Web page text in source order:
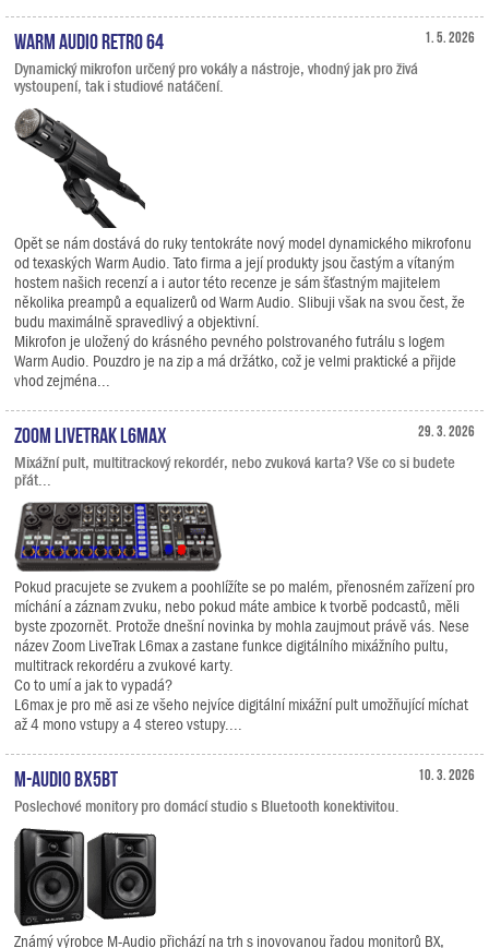
1. 5. 2026
Warm Audio Retro 64
Dynamický mikrofon určený pro vokály a nástroje, vhodný jak pro živá
vystoupení, tak i studiové natáčení.
Opět se nám dostává do ruky tentokráte nový model dynamického mikrofonu
od texaských Warm Audio. Tato firma a její produkty jsou častým a vítaným
hostem našich recenzí a i autor této recenze je sám šťastným majitelem
několika preampů a equalizerů od Warm Audio. Slibuji však na svou čest, že
budu maximálně spravedlivý a objektivní.
Mikrofon je uložený do krásného pevného polstrovaného futrálu s logem
Warm Audio. Pouzdro je na zip a má držátko, což je velmi praktické a přijde
vhod zejména...
29. 3. 2026
Zoom LiveTrak L6max
Mixážní pult, multitrackový rekordér, nebo zvuková karta? Vše co si budete
přát...
Pokud pracujete se zvukem a poohlížíte se po malém, přenosném zařízení pro
míchání a záznam zvuku, nebo pokud máte ambice k tvorbě podcastů, měli
byste zpozornět. Protože dnešní novinka by mohla zaujmout právě vás. Nese
název Zoom LiveTrak L6max a zastane funkce digitálního mixážního pultu,
multitrack rekordéru a zvukové karty.
Co to umí a jak to vypadá?
L6max je pro mě asi ze všeho nejvíce digitální mixážní pult umožňující míchat
až 4 mono vstupy a 4 stereo vstupy....
10. 3. 2026
M-Audio BX5BT
Poslechové monitory pro domácí studio s Bluetooth konektivitou.
Známý výrobce M-Audio přichází na trh s inovovanou řadou monitorů BX,